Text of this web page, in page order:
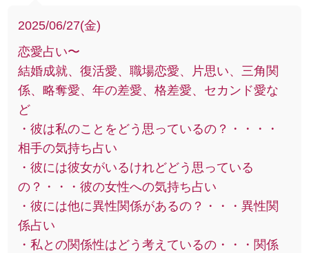
2025/06/27(金)
恋愛占い〜
結婚成就、復活愛、職場恋愛、片思い、三角関
係、略奪愛、年の差愛、格差愛、セカンド愛な
ど
・彼は私のことをどう思っているの？・・・・
相手の気持ち占い
・彼には彼女がいるけれどどう思っている
の？・・・彼の女性への気持ち占い
・彼には他に異性関係があるの？・・・異性関
係占い
・私との関係性はどう考えているの・・・関係